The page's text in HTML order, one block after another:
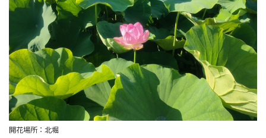
開花場所：北堀